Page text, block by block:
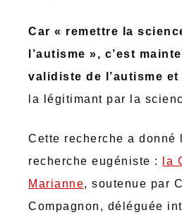
Car « remettre la
l’autisme », c’est
validiste de l’autisme
la légitimant par la
Cette recherche a donné
recherche eugéniste :
la
Marianne, soutenue par
Compagnon, déléguée